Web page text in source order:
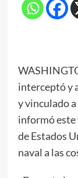
interceptó y
y vinculado
informó este
de Estados
naval a las